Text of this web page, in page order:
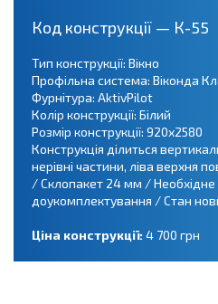
Код конструкції — К-55
Тип конструкції: Вікно
Профільна система: Віконда
Фурнітура: AktivPilot
Колір конструкції: Білий
Розмір конструкції: 920х2580
Конструкція ділиться
нерівні частини, ліва верхня
/ Склопакет 24 мм / Необхідне
доукомплектування / Стан
Ціна конструкції: 4 700 грн